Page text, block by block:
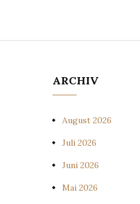
ARCHIV
August 2026
Juli 2026
Juni 2026
Mai 2026